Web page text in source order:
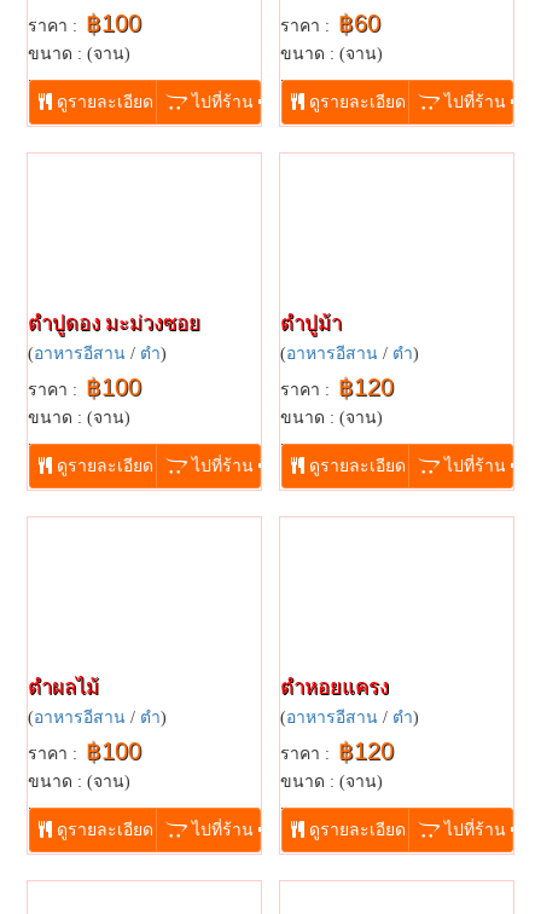
ราคา : ฿100
ขนาด : (จาน)
...
ดูรายละเอียด ไปที่ร้าน
ราคา : ฿60
ขนาด : (จาน)
...
ดูรายละเอียด ไปที่ร้าน
ตำปูดอง มะม่วงซอย
(อาหารอีสาน / ตำ)
ราคา : ฿100
ขนาด : (จาน)
...
ดูรายละเอียด ไปที่ร้าน
ตำปูม้า
(อาหารอีสาน / ตำ)
ราคา : ฿120
ขนาด : (จาน)
...
ดูรายละเอียด ไปที่ร้าน
ตำผลไม้
(อาหารอีสาน / ตำ)
ราคา : ฿100
ขนาด : (จาน)
...
ดูรายละเอียด ไปที่ร้าน
ตำหอยแครง
(อาหารอีสาน / ตำ)
ราคา : ฿120
ขนาด : (จาน)
...
ดูรายละเอียด ไปที่ร้าน